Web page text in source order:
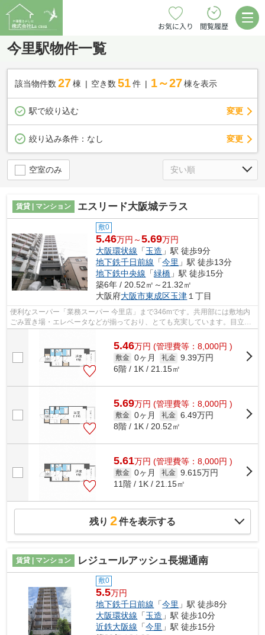
お気に入り 閲覧履歴
今里駅物件一覧
該当物件数 27棟 空き数 51 件 1～27 棟を表示
駅で絞り込む 変更
絞り込み条件： なし 変更
空室のみ
賃貸 | マンション エスリード大阪城テラス
敷0
5.46万円～5.69万円
大阪環状線 「玉造 」駅 徒歩9分
地下鉄千日前線 「今里 」駅 徒歩13分
地下鉄中央線 「緑橋 」駅 徒歩15分
築6年 / 20.52㎡～21.32㎡
大阪府大阪市東成区玉津 １丁目
便利なスーパー「業務スーパー 今里店」まで346mです。共用部には敷地内
ごみ置き場・エレベータなどが揃っており、とても充実しています。目立つ
外観と洗練された設計の内装を持つデザ...
5.46万円 (管理費等：8,000円 )
敷金 0ヶ月 礼金 9.39万円
6階 / 1K / 21.15㎡
5.69万円 (管理費等：8,000円 )
敷金 0ヶ月 礼金 6.49万円
8階 / 1K / 20.52㎡
5.61万円 (管理費等：8,000円 )
敷金 0ヶ月 礼金 9.615万円
11階 / 1K / 21.15㎡
残り 2件を表示する
賃貸 | マンション レジュールアッシュ長堀通南
敷0
5.5万円
地下鉄千日前線 「今里 」駅 徒歩8分
大阪環状線 「玉造 」駅 徒歩10分
近鉄大阪線 「今里 」駅 徒歩15分